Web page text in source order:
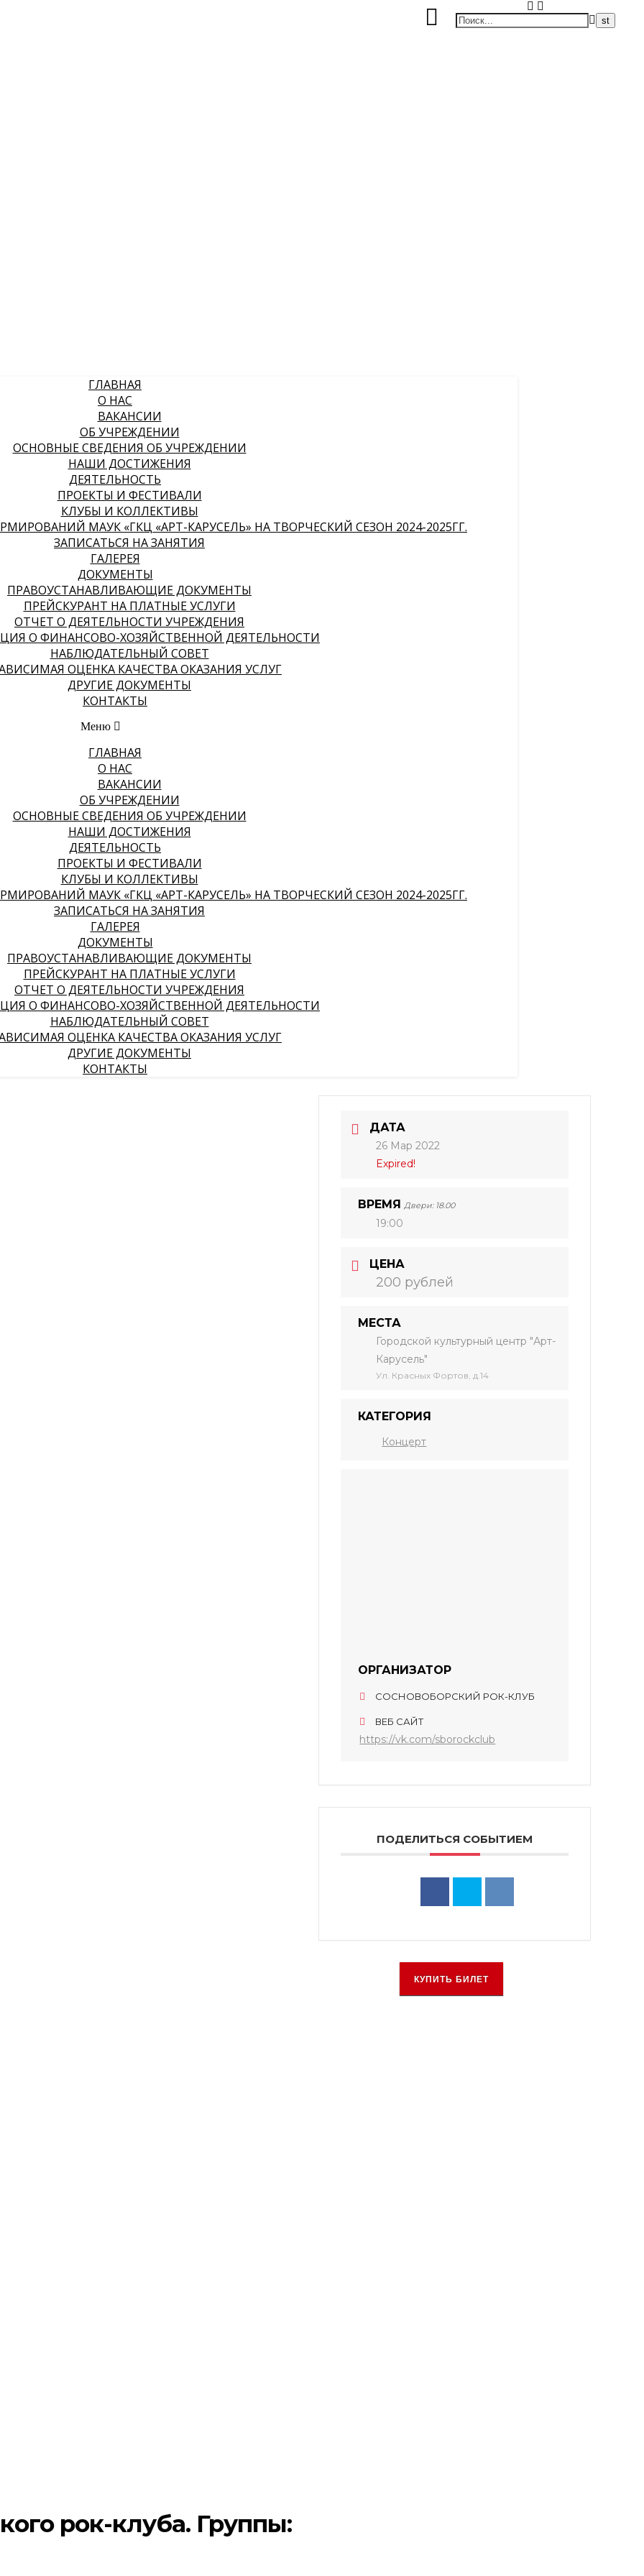
ГЛАВНАЯ
О НАС
ВАКАНСИИ
ОБ УЧРЕЖДЕНИИ
ОСНОВНЫЕ СВЕДЕНИЯ ОБ УЧРЕЖДЕНИИ
НАШИ ДОСТИЖЕНИЯ
ДЕЯТЕЛЬНОСТЬ
ПРОЕКТЫ И ФЕСТИВАЛИ
КЛУБЫ И КОЛЛЕКТИВЫ
МАУК «ГКЦ «АРТ-КАРУСЕЛЬ» НА ТВОРЧЕСКИЙ СЕЗОН 2024-2025ГГ.
ЗАПИСАТЬСЯ НА ЗАНЯТИЯ
ГАЛЕРЕЯ
ДОКУМЕНТЫ
ПРАВОУСТАНАВЛИВАЮЩИЕ ДОКУМЕНТЫ
ПРЕЙСКУРАНТ НА ПЛАТНЫЕ УСЛУГИ
ОТЧЕТ О ДЕЯТЕЛЬНОСТИ УЧРЕЖДЕНИЯ
О ФИНАНСОВО-ХОЗЯЙСТВЕННОЙ ДЕЯТЕЛЬНОСТИ
НАБЛЮДАТЕЛЬНЫЙ СОВЕТ
ОЦЕНКА КАЧЕСТВА ОКАЗАНИЯ УСЛУГ
ДРУГИЕ ДОКУМЕНТЫ
КОНТАКТЫ
Меню
ГЛАВНАЯ
О НАС
ВАКАНСИИ
ОБ УЧРЕЖДЕНИИ
ОСНОВНЫЕ СВЕДЕНИЯ ОБ УЧРЕЖДЕНИИ
НАШИ ДОСТИЖЕНИЯ
ДЕЯТЕЛЬНОСТЬ
ПРОЕКТЫ И ФЕСТИВАЛИ
КЛУБЫ И КОЛЛЕКТИВЫ
МАУК «ГКЦ «АРТ-КАРУСЕЛЬ» НА ТВОРЧЕСКИЙ СЕЗОН 2024-2025ГГ.
ЗАПИСАТЬСЯ НА ЗАНЯТИЯ
ГАЛЕРЕЯ
ДОКУМЕНТЫ
ПРАВОУСТАНАВЛИВАЮЩИЕ ДОКУМЕНТЫ
ПРЕЙСКУРАНТ НА ПЛАТНЫЕ УСЛУГИ
ОТЧЕТ О ДЕЯТЕЛЬНОСТИ УЧРЕЖДЕНИЯ
О ФИНАНСОВО-ХОЗЯЙСТВЕННОЙ ДЕЯТЕЛЬНОСТИ
НАБЛЮДАТЕЛЬНЫЙ СОВЕТ
ОЦЕНКА КАЧЕСТВА ОКАЗАНИЯ УСЛУГ
ДРУГИЕ ДОКУМЕНТЫ
КОНТАКТЫ
рок-клуба. Группы:
ДАТА
26 Мар 2022
Expired!
ВРЕМЯ Двери: 18.00
19:00
ЦЕНА
200 рублей
МЕСТА
Городской культурный центр "Арт-
Карусель"
Ул. Красных Фортов, д.14
КАТЕГОРИЯ
Концерт
ОРГАНИЗАТОР
СОСНОВОБОРСКИЙ РОК-КЛУБ
ВЕБ САЙТ
https://vk.com/sborockclub
ПОДЕЛИТЬСЯ СОБЫТИЕМ
КУПИТЬ БИЛЕТ